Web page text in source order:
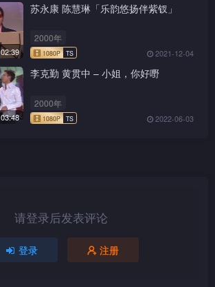
1080P TS
02:39
苏永康 陈慧琳「乐韵悠扬伴紫钗」
2000年
2021-12-04
03:48
李克勤 黄贯中 – 小姐，你好嘢
2000年
2022-06-03
请登录后发表评论
登录 注册